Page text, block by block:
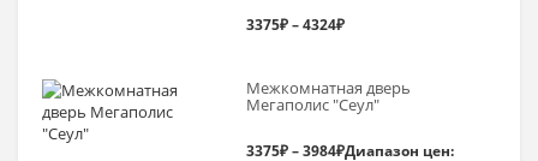
3375₽ – 4324₽
Межкомнатная дверь
Мегаполис "Сеул"
3375₽–3984₽Диапазон цен: